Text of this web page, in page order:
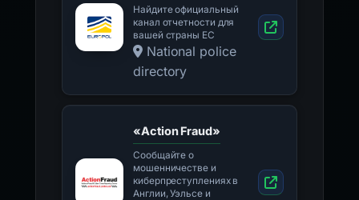
Найдите официальный
канал отчетности для
вашей страны ЕС
National police
directory
«Action Fraud»
Сообщайте о
мошенничестве и
киберпреступлениях в
Англии, Уэльсе и